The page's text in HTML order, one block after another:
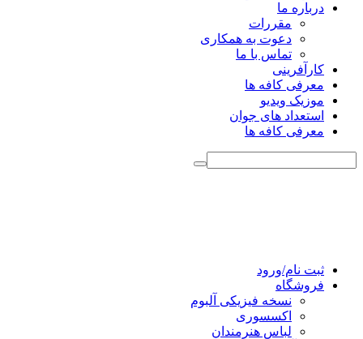
درباره ما
مقررات
دعوت به همکاری
تماس با ما
کارآفرینی
معرفی کافه ها
موزیک ویدیو
استعداد های جوان
معرفی کافه ها
ثبت نام/ورود
فروشگاه
نسخه فیزیکی آلبوم
اکسسوری
لباس هنرمندان